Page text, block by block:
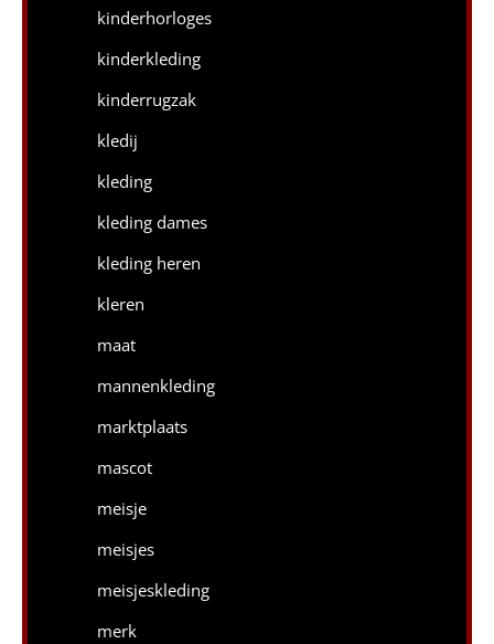
kinderhorloges
kinderkleding
kinderrugzak
kledij
kleding
kleding dames
kleding heren
kleren
maat
mannenkleding
marktplaats
mascot
meisje
meisjes
meisjeskleding
merk